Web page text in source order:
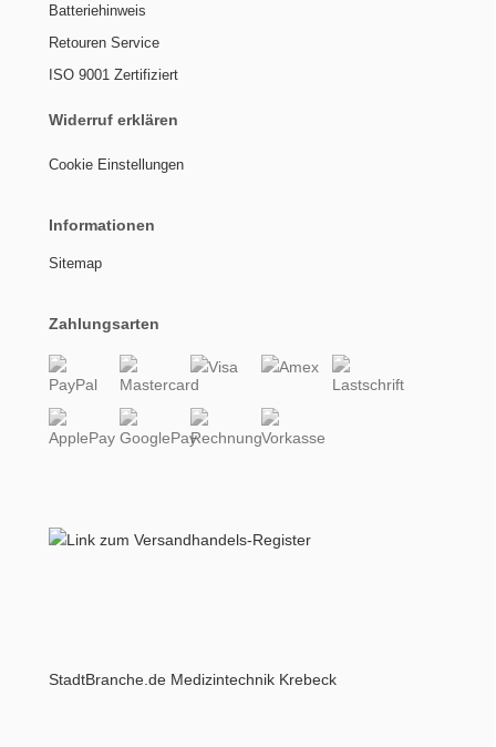
Batteriehinweis
Retouren Service
ISO 9001 Zertifiziert
Widerruf erklären
Cookie Einstellungen
Informationen
Sitemap
Zahlungsarten
StadtBranche.de Medizintechnik Krebeck